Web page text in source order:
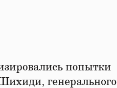
попытки
генерального